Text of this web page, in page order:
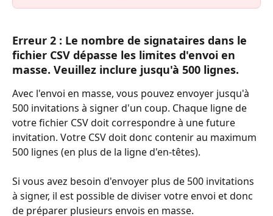
Erreur 2 : Le nombre de signataires dans le
fichier CSV dépasse les limites d'envoi en
masse. Veuillez inclure jusqu'à 500 lignes.
Avec l'envoi en masse, vous pouvez envoyer jusqu'à
500 invitations à signer d'un coup. Chaque ligne de
votre fichier CSV doit correspondre à une future
invitation. Votre CSV doit donc contenir au maximum
500 lignes (en plus de la ligne d'en-têtes).
Si vous avez besoin d'envoyer plus de 500 invitations
à signer, il est possible de diviser votre envoi et donc
de préparer plusieurs envois en masse. ​